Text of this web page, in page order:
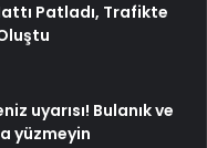
Patladı, Trafikte
uyarısı! Bulanık ve
yüzmeyin